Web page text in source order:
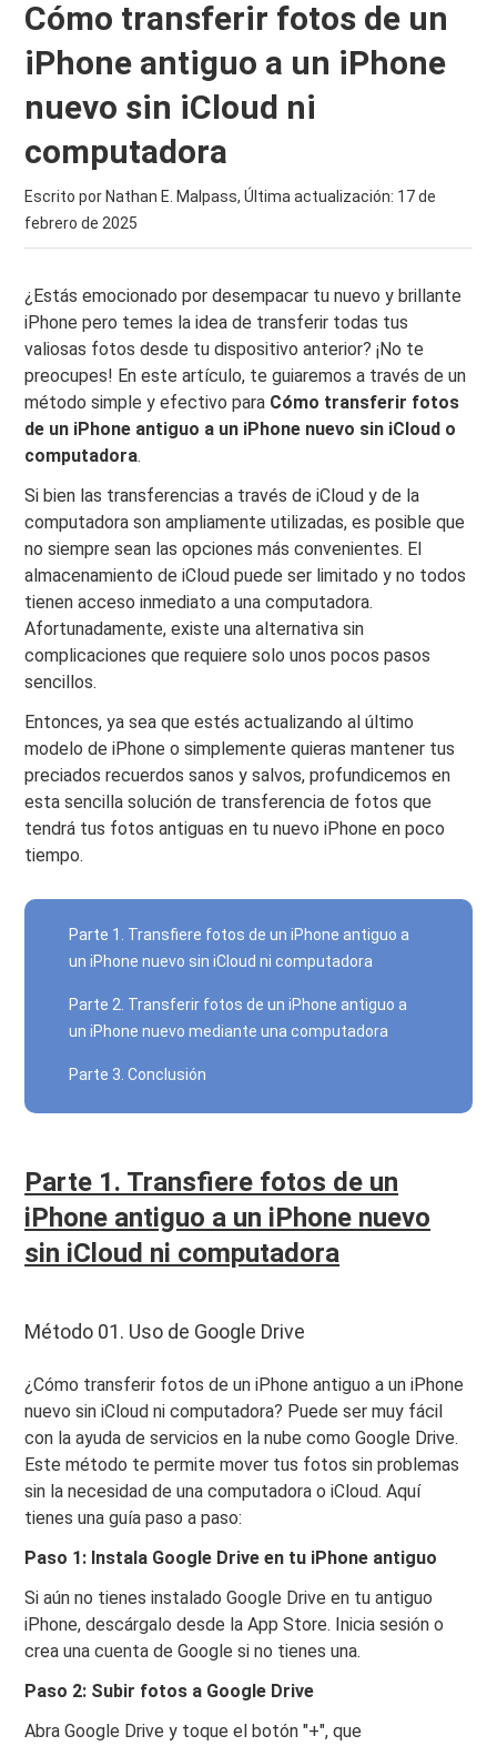
Cómo transferir fotos de un
iPhone antiguo a un iPhone
nuevo sin iCloud ni
computadora
Escrito por Nathan E. Malpass, Última actualización: 17 de
febrero de 2025
¿Estás emocionado por desempacar tu nuevo y brillante
iPhone pero temes la idea de transferir todas tus
valiosas fotos desde tu dispositivo anterior? ¡No te
preocupes! En este artículo, te guiaremos a través de un
método simple y efectivo para Cómo transferir fotos
de un iPhone antiguo a un iPhone nuevo sin iCloud o
computadora.
Si bien las transferencias a través de iCloud y de la
computadora son ampliamente utilizadas, es posible que
no siempre sean las opciones más convenientes. El
almacenamiento de iCloud puede ser limitado y no todos
tienen acceso inmediato a una computadora.
Afortunadamente, existe una alternativa sin
complicaciones que requiere solo unos pocos pasos
sencillos.
Entonces, ya sea que estés actualizando al último
modelo de iPhone o simplemente quieras mantener tus
preciados recuerdos sanos y salvos, profundicemos en
esta sencilla solución de transferencia de fotos que
tendrá tus fotos antiguas en tu nuevo iPhone en poco
tiempo.
Parte 1. Transfiere fotos de un iPhone antiguo a
un iPhone nuevo sin iCloud ni computadora
Parte 2. Transferir fotos de un iPhone antiguo a
un iPhone nuevo mediante una computadora
Parte 3. Conclusión
Parte 1. Transfiere fotos de un
iPhone antiguo a un iPhone nuevo
sin iCloud ni computadora
Método 01. Uso de Google Drive
¿Cómo transferir fotos de un iPhone antiguo a un iPhone
nuevo sin iCloud ni computadora? Puede ser muy fácil
con la ayuda de servicios en la nube como Google Drive.
Este método te permite mover tus fotos sin problemas
sin la necesidad de una computadora o iCloud. Aquí
tienes una guía paso a paso:
Paso 1: Instala Google Drive en tu iPhone antiguo
Si aún no tienes instalado Google Drive en tu antiguo
iPhone, descárgalo desde la App Store. Inicia sesión o
crea una cuenta de Google si no tienes una.
Paso 2: Subir fotos a Google Drive
Abra Google Drive y toque el botón "+", que